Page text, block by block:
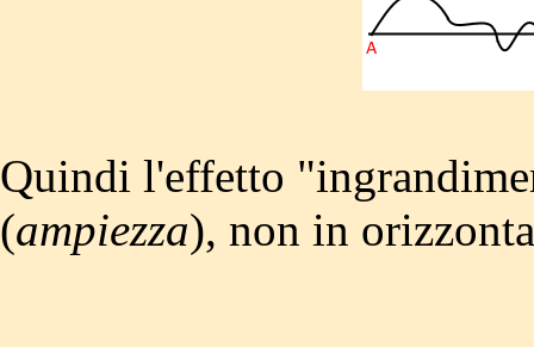
Quindi l'effetto
(ampiezza), non in